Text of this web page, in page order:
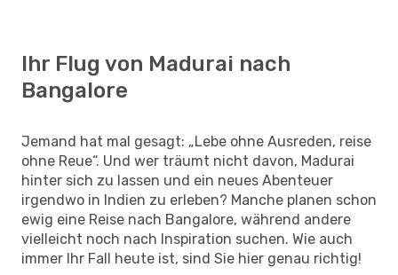
Ihr Flug von Madurai nach
Bangalore
Jemand hat mal gesagt: „Lebe ohne Ausreden, reise
ohne Reue“. Und wer träumt nicht davon, Madurai
hinter sich zu lassen und ein neues Abenteuer
irgendwo in Indien zu erleben? Manche planen schon
ewig eine Reise nach Bangalore, während andere
vielleicht noch nach Inspiration suchen. Wie auch
immer Ihr Fall heute ist, sind Sie hier genau richtig!